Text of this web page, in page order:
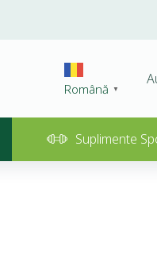
Română ▼
Suplimente